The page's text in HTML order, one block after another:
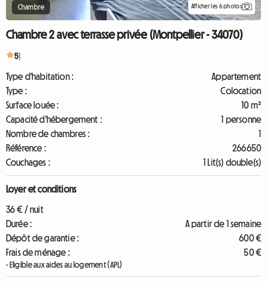
Chambre Afficher les 6 photos
Chambre 2 avec terrasse privée (Montpellier - 34070)
51
Type d'habitation :
Appartement
Type :
Colocation
Surface louée :
10 m²
Capacité d'hébergement :
1 personne
Nombre de chambres :
1
Référence :
266650
Couchages :
1 Lit(s) double(s)
Loyer et conditions
36 € / nuit
Durée :
A partir de 1 semaine
Dépôt de garantie :
600 €
Frais de ménage :
50 €
- Eligible aux aides au logement (APL)